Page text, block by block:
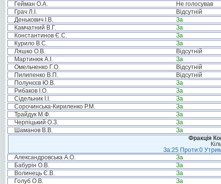
Гейман О.А.
Не голосував
Грач Л.І.
Відсутній
Денькович І.В.
За
Камчатний В.Г.
За
Константинов Є.С.
За
Курило В.С.
За
Ляшко О.В.
Відсутній
Мартинюк А.І.
За
Омельченко Г.О.
Відсутній
Пилипенко В.П.
Відсутній
Полунєєв Ю.В.
За
Рибаков І.О.
За
Сідельник І.І.
За
Сорочинська-Кириленко Р.М.
За
Трайдук М.Ф.
За
Черпіцький О.З.
За
Шаманов В.В.
За
Фракція
За:25 Проти:0
Александровська А.О.
За
Бабурін О.В.
За
Волинець Є.В.
За
Голуб О.В.
За